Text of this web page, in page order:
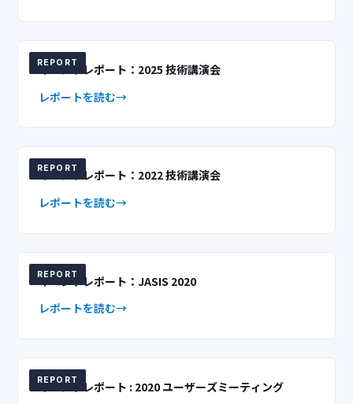
REPORT
イベントレポート：2025 技術講演会
レポートを読む
REPORT
イベントレポート：2022 技術講演会
レポートを読む
REPORT
イベントレポート：JASIS 2020
レポートを読む
REPORT
イベントレポート : 2020 ユーザーズミーティング